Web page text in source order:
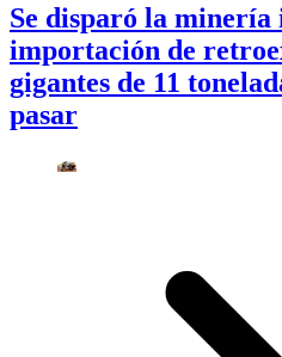
Se disparó la minería
importación de
gigantes de 11
pasar